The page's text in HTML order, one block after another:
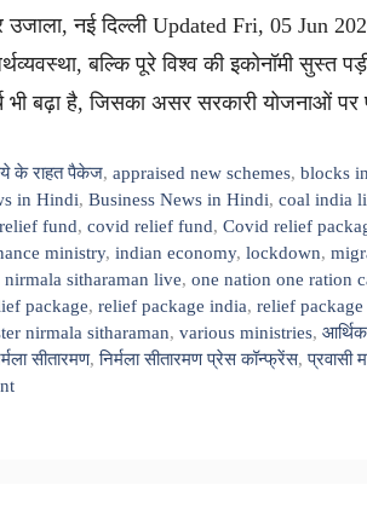
नई दिल्ली Updated Fri, 05 Jun
बल्कि पूरे विश्व की इकोनॉमी सुस्त
भी बढ़ा है, जिसका असर सरकारी योजनाओं
के राहत पैकेज,appraised new schemes,blocks
in Hindi, Business News in Hindi, coal india
fund, covid relief fund, Covid relief
ministry, indian economy, lockdown,
nirmala sitharaman live, one nation one ration
package, relief package india, relief
nirmala sitharaman, various ministries,
सीतारमण,निर्मला सीतारमण प्रेस कॉन्फ्रेंस,प्रवासी